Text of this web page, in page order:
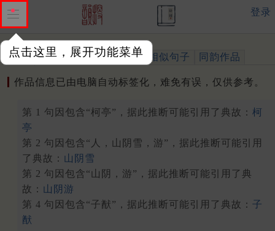
点击这里，展开功能菜单
登录
作品 标注四声 出处、引用 相似句子 同韵作品
作品信息已由电脑自动标签化，难免有误，仅供参考。
第 1 句因包含“柯亭”，据此推断可能引用了典故： 柯
亭
第 2 句因包含“人，山阴雪，游”，据此推断可能引用
了典故： 山阴雪
第 2 句因包含“山阴，游”，据此推断可能引用了典
故： 山阴游
第 4 句因包含“子猷”，据此推断可能引用了典故： 子
猷